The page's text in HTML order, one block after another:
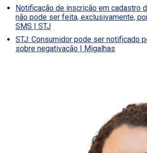
Notificação de inscrição em cadastro
não pode ser feita, exclusivamente,
SMS | STJ
STJ: Consumidor pode ser notificado
sobre negativação | Migalhas